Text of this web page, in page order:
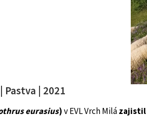
| Pastva | 2021
eurasius)v EVL Vrch Milázajistil